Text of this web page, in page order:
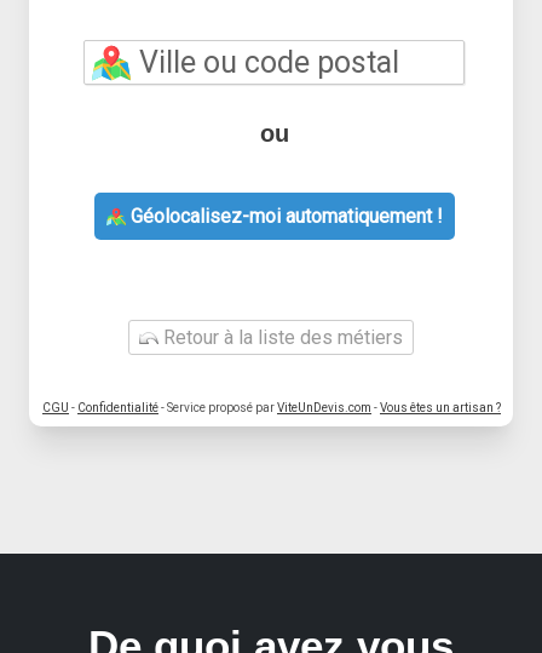
ou
Géolocalisez-moi automatiquement !
Retour à la liste des métiers
CGU - Confidentialité- Service proposé parViteUnDevis.com -Vous êtes un artisan ?